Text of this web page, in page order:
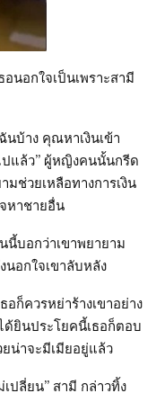
นอกใจเป็นเพราะสามี
บ้าง คุณหาเงินเข้า
แล้ว” ผู้หญิงคนนั้นกรีด
มช่วยเหลือทางการเงิน
หาชายอื่น
นี้บอกว่าเขาพยายาม
นอกใจเขาลับหลัง
อก็ควรหย่าร้างเขาอย่าง
ด้ยินประโยคนี้เธอก็ตอบ
น่าจะมีเมียอยู่แล้ว
ปลี่ยน” สามี กล่าวทิ้ง